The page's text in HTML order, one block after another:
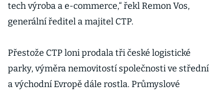
tech výroba a e-commerce,“ řekl Remon Vos,
generální ředitel a majitel CTP.
Přestože CTP loni prodala tři české logistické
parky, výměra nemovitostí společnosti ve střední
a východní Evropě dále rostla. Průmyslové